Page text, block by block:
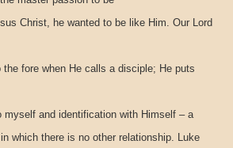
Christ, he wanted to be like Him. Our Lord
fore when He calls a disciple; He puts
myself and identification with Himself – a
which there is no other relationship. Luke